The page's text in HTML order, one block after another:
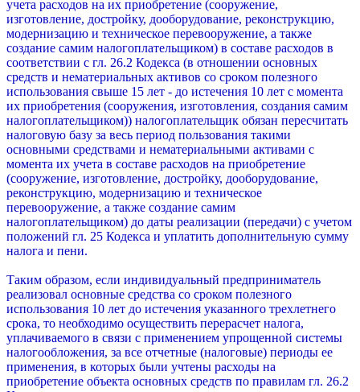
учета расходов на их приобретение (сооружение,
изготовление, достройку, дооборудование, реконструкцию,
модернизацию и техническое перевооружение, а также
создание самим налогоплательщиком) в составе расходов в
соответствии с гл. 26.2 Кодекса (в отношении основных
средств и нематериальных активов со сроком полезного
использования свыше 15 лет - до истечения 10 лет с момента
их приобретения (сооружения, изготовления, создания самим
налогоплательщиком)) налогоплательщик обязан пересчитать
налоговую базу за весь период пользования такими
основными средствами и нематериальными активами с
момента их учета в составе расходов на приобретение
(сооружение, изготовление, достройку, дооборудование,
реконструкцию, модернизацию и техническое
перевооружение, а также создание самим
налогоплательщиком) до даты реализации (передачи) с учетом
положений гл. 25 Кодекса и уплатить дополнительную сумму
налога и пени.
Таким образом, если индивидуальный предприниматель
реализовал основные средства со сроком полезного
использования 10 лет до истечения указанного трехлетнего
срока, то необходимо осуществить перерасчет налога,
уплачиваемого в связи с применением упрощенной системы
налогообложения, за все отчетные (налоговые) периоды ее
применения, в которых были учтены расходы на
приобретение объекта основных средств по правилам гл. 26.2